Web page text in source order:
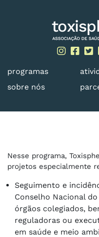
programas
sobre nós
Nesse programa,
projetos especialmente
Seguimento e
Conselho Nacional
órgãos colegiados,
reguladoras ou
em saúde e meio